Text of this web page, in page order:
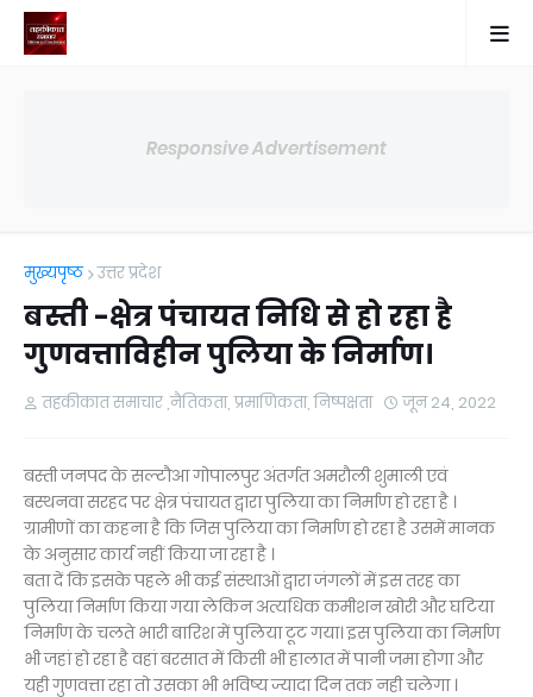
Responsive Advertisement
मुख्यपृष्ठ उत्तर प्रदेश
बस्ती -क्षेत्र पंचायत निधि से हो रहा है
गुणवत्ताविहीन पुलिया के निर्माण।
तहकीकात समाचार ,नैतिकता, प्रमाणिकता, निष्पक्षता जून 24, 2022
बस्ती जनपद के सल्टौआ गोपालपुर अंतर्गत अमरौली शुमाली एवं
बस्थनवा सरहद पर क्षेत्र पंचायत द्वारा पुलिया का निर्माण हो रहा है ।
ग्रामीणों का कहना है कि जिस पुलिया का निर्माण हो रहा है उसमें मानक
के अनुसार कार्य नहीं किया जा रहा है ।
बता दें कि इसके पहले भी कई संस्थाओं द्वारा जंगलों में इस तरह का
पुलिया निर्माण किया गया लेकिन अत्यधिक कमीशन खोरी और घटिया
निर्माण के चलते भारी बारिश में पुलिया टूट गया। इस पुलिया का निर्माण
भी जहां हो रहा है वहां बरसात में किसी भी हालात में पानी जमा होगा और
यही गुणवत्ता रहा तो उसका भी भविष्य ज्यादा दिन तक नही चलेगा ।